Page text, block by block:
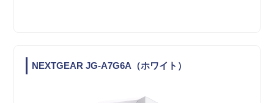
NEXTGEAR JG-A7G6A（ホワイト）